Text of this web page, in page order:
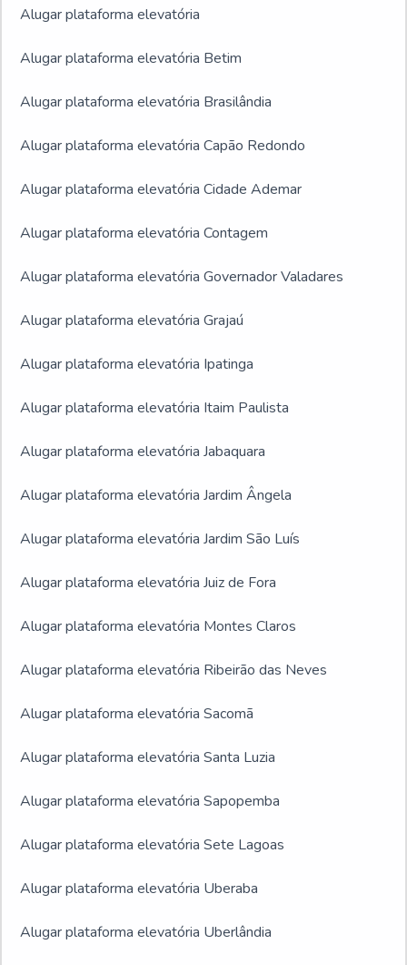
Alugar plataforma elevatória
Alugar plataforma elevatória Betim
Alugar plataforma elevatória Brasilândia
Alugar plataforma elevatória Capão Redondo
Alugar plataforma elevatória Cidade Ademar
Alugar plataforma elevatória Contagem
Alugar plataforma elevatória Governador Valadares
Alugar plataforma elevatória Grajaú
Alugar plataforma elevatória Ipatinga
Alugar plataforma elevatória Itaim Paulista
Alugar plataforma elevatória Jabaquara
Alugar plataforma elevatória Jardim Ângela
Alugar plataforma elevatória Jardim São Luís
Alugar plataforma elevatória Juiz de Fora
Alugar plataforma elevatória Montes Claros
Alugar plataforma elevatória Ribeirão das Neves
Alugar plataforma elevatória Sacomã
Alugar plataforma elevatória Santa Luzia
Alugar plataforma elevatória Sapopemba
Alugar plataforma elevatória Sete Lagoas
Alugar plataforma elevatória Uberaba
Alugar plataforma elevatória Uberlândia